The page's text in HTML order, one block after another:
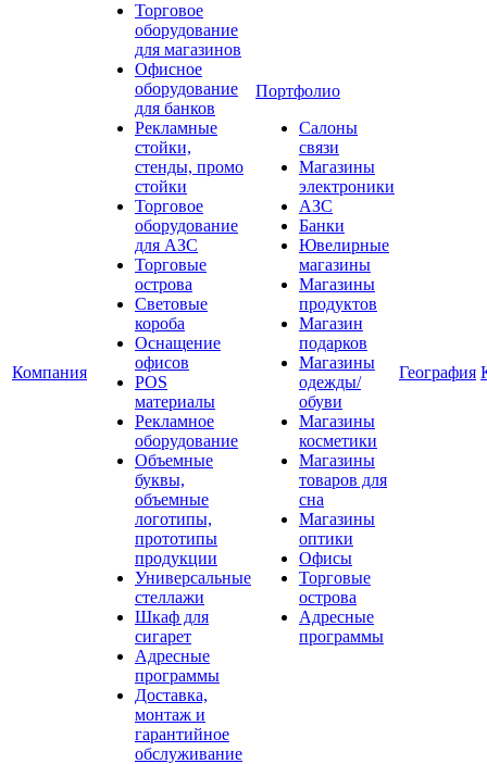
Компания
Торговое
оборудование
для магазинов
Офисное
оборудование
для банков
Рекламные
стойки,
стенды, промо
стойки
Торговое
оборудование
для АЗС
Торговые
острова
Световые
короба
Оснащение
офисов
POS
материалы
Рекламное
оборудование
Объемные
буквы,
объемные
логотипы,
прототипы
продукции
Универсальные
стеллажи
Шкаф для
сигарет
Адресные
программы
Доставка,
монтаж и
гарантийное
обслуживание
Портфолио
Салоны
связи
Магазины
электроники
АЗС
Банки
Ювелирные
магазины
Магазины
продуктов
Магазин
подарков
Магазины
одежды/
обуви
Магазины
косметики
Магазины
товаров для
сна
Магазины
оптики
Офисы
Торговые
острова
Адресные
программы
География